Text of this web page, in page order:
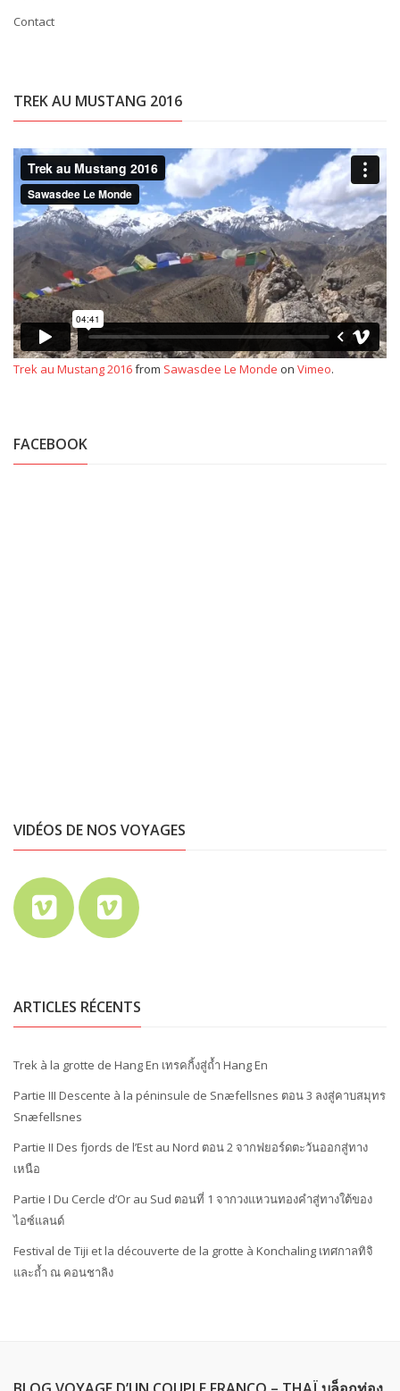
Contact
TREK AU MUSTANG 2016
Trek au Mustang 2016from Sawasdee Le Monde on Vimeo.
FACEBOOK
VIDÉOS DE NOS VOYAGES
ARTICLES RÉCENTS
Trek à la grotte de Hang En เทรคกิ้งสู่ถ้ำ Hang En
Partie III Descente à la péninsule de Snæfellsnes ตอน 3 ลงสู่คาบสมุทร
Snæfellsnes
Partie II Des fjords de l’Est au Nord ตอน 2 จากฟยอร์ดตะวันออกสู่ทาง
เหนือ
Partie I Du Cercle d’Or au Sud ตอนที่ 1 จากวงแหวนทองคำสู่ทางใต้ของ
ไอซ์แลนด์
Festival de Tiji et la découverte de la grotte à Konchaling เทศกาลทิจิ
และถ้ำ ณ คอนชาลิง